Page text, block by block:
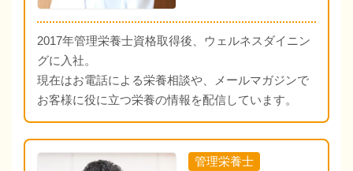
2017年管理栄養士資格取得後、ウェルネスダイニン
グに入社。
現在はお電話による栄養相談や、メールマガジンで
お客様に役に立つ栄養の情報を配信しています。
管理栄養士